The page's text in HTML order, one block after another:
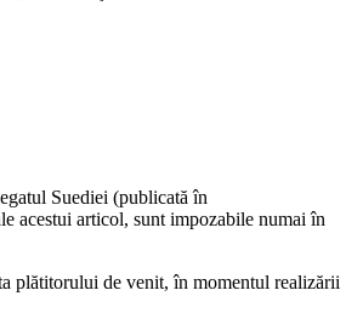
Suediei (publicată în
acestui articol, sunt impozabile numai în
plătitorului de venit, în momentul realizării